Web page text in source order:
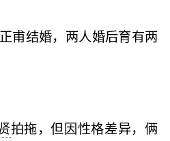
甫结婚，两人婚后育有两
拍拖，但因性格差异，俩